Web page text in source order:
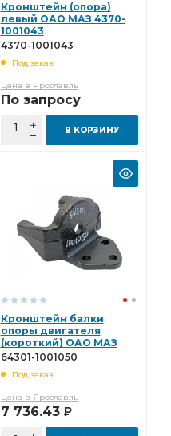
Кронштейн (опора)
левый ОАО МАЗ 4370-
1001043
4370-1001043
Под заказ
Цена в Ярославль
По запросу
В КОРЗИНУ
Кронштейн балки
опоры двигателя
(короткий) ОАО МАЗ
64301-1001050
64301-1001050
Под заказ
Цена в Ярославль
7 736.43 Р